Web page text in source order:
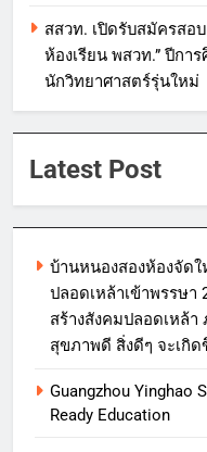
สสวท. เปิดรับสมัครสอ
ห้องเรียน พสวท.” ปีกา
นักวิทยาศาสตร์รุ่นใหม่
Latest Post
บ้านหนองสองห้องจัด
ปลอดเหล้าเข้าพรรษ
สร้างสังคมปลอดเหล้า
สุขภาพดี สิ่งดีๆ จะเกิด
Guangzhou Yinghao
Ready Education